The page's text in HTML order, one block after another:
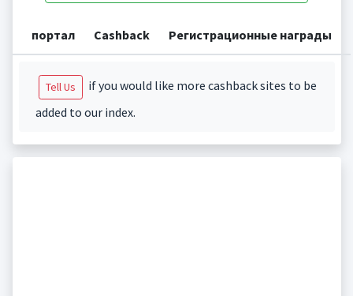
портал Cashback Регистрационные награды
Tell Us
if you would like more cashback sites to be
added to our index.